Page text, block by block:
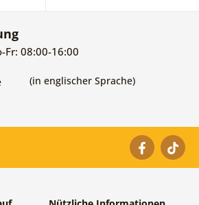
08:00-16:00
(in englischer Sprache)